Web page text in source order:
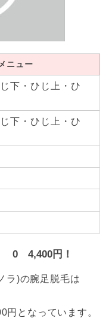
ニュー
下・ひじ上・ひ
下・ひじ上・ひ
0 4,400円！
ラ)の腕足脱毛は
円となっています。